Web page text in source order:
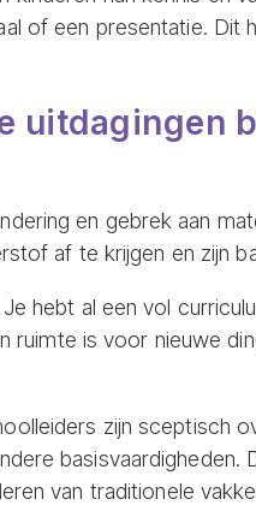
of een presentatie. Dit
uitdagingen
en gebrek aan
af te krijgen en zijn
hebt al een vol
ruimte is voor nieuwe
zijn sceptisch
basisvaardigheden.
van traditionele